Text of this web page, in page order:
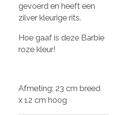
gevoerd en heeft een
zilver kleurige rits.
Hoe gaaf is deze Barbie
roze kleur!
Afmeting: 23 cm breed
x 12 cm hoog